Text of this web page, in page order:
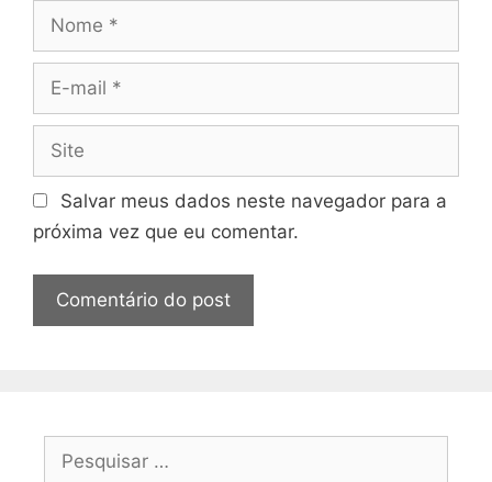
Nome
Site
Salvar meus dados neste navegador para a
próxima vez que eu comentar.
por: